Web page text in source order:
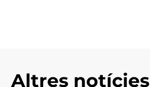
Altres notícies